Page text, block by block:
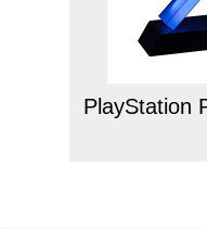
PlayStation